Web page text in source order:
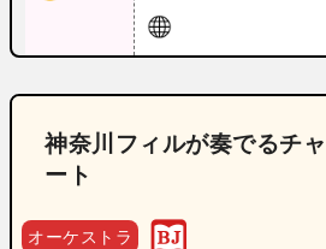
神奈川フィルが奏でるチ
ート
オーケストラ